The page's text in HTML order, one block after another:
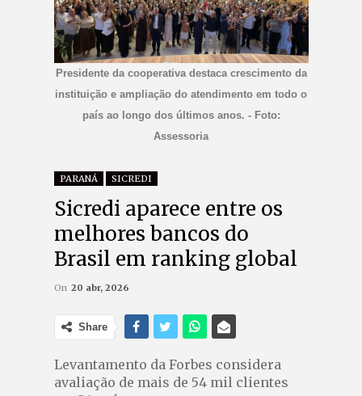
Presidente da cooperativa destaca crescimento da
instituição e ampliação do atendimento em todo o
país ao longo dos últimos anos. - Foto:
Assessoria
PARANÁ SICREDI
Sicredi aparece entre os
melhores bancos do
Brasil em ranking global
On 20 abr, 2026
Share
Levantamento da Forbes considera
avaliação de mais de 54 mil clientes